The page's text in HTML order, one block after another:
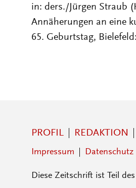
in: ders./Jürgen Straub
Annäherungen an eine
65. Geburtstag, Bielefeld:
PROFIL REDAKTION
Impressum Datenschutz
Diese Zeitschrift ist Teil